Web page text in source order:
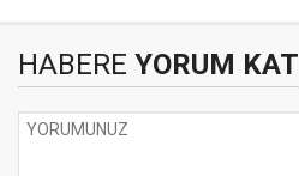
HABERE YORUM KAT